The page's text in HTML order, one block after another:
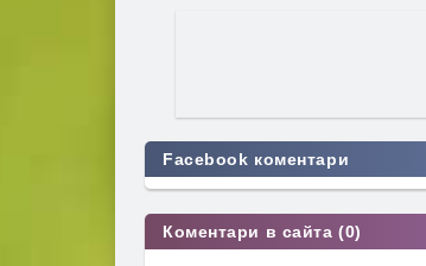
Facebook коментари
Коментари в сайта (0)